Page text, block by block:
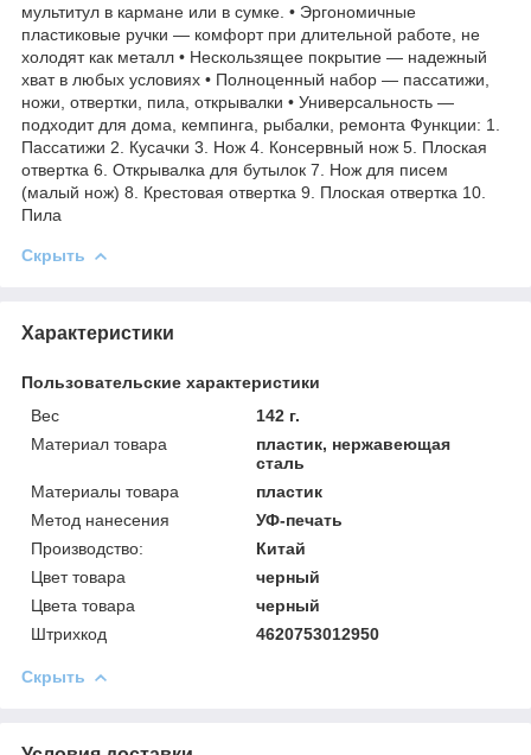
мультитул в кармане или в сумке. • Эргономичные
пластиковые ручки — комфорт при длительной работе, не
холодят как металл • Нескользящее покрытие — надежный
хват в любых условиях • Полноценный набор — пассатижи,
ножи, отвертки, пила, открывалки • Универсальность —
подходит для дома, кемпинга, рыбалки, ремонта Функции: 1.
Пассатижи 2. Кусачки 3. Нож 4. Консервный нож 5. Плоская
отвертка 6. Открывалка для бутылок 7. Нож для писем
(малый нож) 8. Крестовая отвертка 9. Плоская отвертка 10.
Пила
Скрыть
Характеристики
Пользовательские характеристики
Вес
142 г.
Материал товара
пластик, нержавеющая
сталь
Материалы товара
пластик
Метод нанесения
УФ-печать
Производство:
Китай
Цвет товара
черный
Цвета товара
черный
Штрихкод
4620753012950
Скрыть